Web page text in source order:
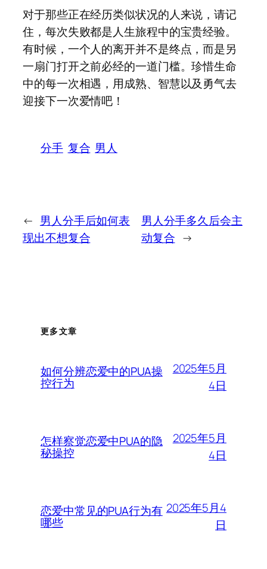
对于那些正在经历类似状况的人来说，请记
住，每次失败都是人生旅程中的宝贵经验。
有时候，一个人的离开并不是终点，而是另
一扇门打开之前必经的一道门槛。珍惜生命
中的每一次相遇，用成熟、智慧以及勇气去
迎接下一次爱情吧！
分手 复合 男人
← 男人分手后如何表
现出不想复合
男人分手多久后会主
动复合 →
更多文章
如何分辨恋爱中的PUA操
控行为
2025年5月
4日
怎样察觉恋爱中PUA的隐
秘操控
2025年5月
4日
恋爱中常见的PUA行为有
哪些
2025年5月4
日